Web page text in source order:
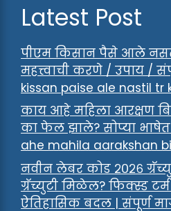
Latest Post
पीएम किसान पैसे आले
महत्त्वाची करणे / उपाय /
kissan paise ale nastil tr
काय आहे महिला आरक्षण
का फेल झाले? सोप्या
ahe mahila aarakshan
नवीन लेबर कोड २०२६
ग्रॅच्युटी मिळेल? फिक्स्ड टर्म
ऐतिहासिक बदल | संपूर्ण